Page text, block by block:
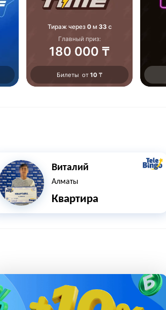
Тираж через 0м 33с
Главный приз:
180 000 ₸
Билеты от 10₸
Виталий
Алматы
Квартира